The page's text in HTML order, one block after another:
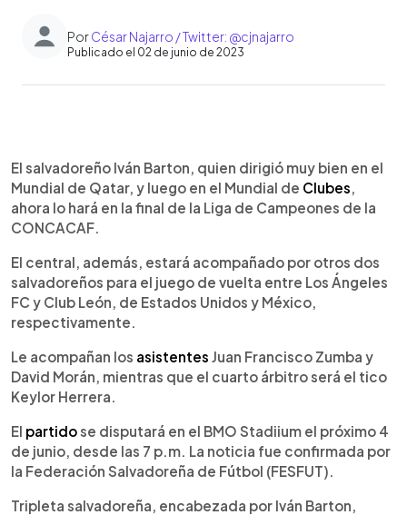
PorCésar Najarro / Twitter: @cjnajarro
Publicado el 02 de junio de 2023
► Escuchar artículo
El salvadoreño Iván Barton, quien dirigió muy bien en el
Mundial de Qatar, y luego en el Mundial de Clubes,
ahora lo hará en la final de la Liga de Campeones de la
CONCACAF.
El central, además, estará acompañado por otros dos
salvadoreños para el juego de vuelta entre Los Ángeles
FC y Club León, de Estados Unidos y México,
respectivamente.
Le acompañan los asistentes Juan Francisco Zumba y
David Morán, mientras que el cuarto árbitro será el tico
Keylor Herrera.
El partidose disputará en el BMO Stadiium el próximo 4
de junio, desde las 7 p.m. La noticia fue confirmada por
la Federación Salvadoreña de Fútbol (FESFUT).
Tripleta salvadoreña, encabezada por Iván Barton,